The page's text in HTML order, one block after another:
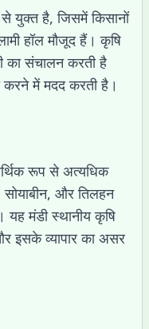
युक्त है, जिसमें किसानों
हॉल मौजूद हैं। कृषि
का संचालन करती है
में मदद करती है।
रूप से अत्यधिक
सोयाबीन, और तिलहन
यह मंडी स्थानीय कृषि
इसके व्यापार का असर